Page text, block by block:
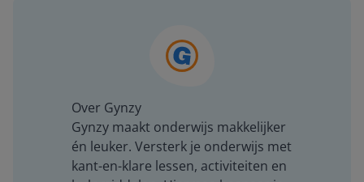
Over Gynzy
Gynzy maakt onderwijs makkelijker
én leuker. Versterk je onderwijs met
kant-en-klare lessen, activiteiten en